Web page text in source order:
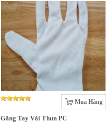
Mua Hàng
Găng Tay Vải Thun PC